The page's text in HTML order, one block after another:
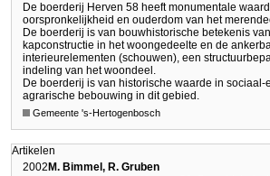
De boerderij Herven 58 heeft monumentale
oorspronkelijkheid en ouderdom van het
De boerderij is van bouwhistorische betekenis
kapconstructie in het woongedeelte en de
interieurelementen (schouwen), een
indeling van het woondeel.
De boerderij is van historische waarde in
agrarische bebouwing in dit gebied.
Gemeente 's-Hertogenbosch
Artikelen
2002 M. Bimmel, R. Gruben